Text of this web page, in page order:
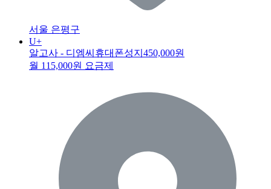
서울 은평구
U+
알고사 - 디엠씨휴대폰성지 450,000원
월 115,000원 요금제